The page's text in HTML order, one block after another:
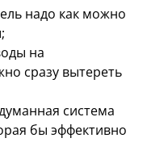
надо как можно
на
сразу вытереть
система
бы эффективно